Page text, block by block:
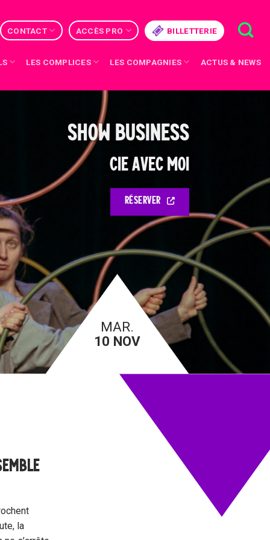
CONTACT ACCÈS PRO BILLETTERIE
LES COMPLICES LES COMPAGNIES ACTUS & NEWS
MAR.
10 NOV
SHOW BUSINESS
CIE AVEC MOI
RÉSERVER
la